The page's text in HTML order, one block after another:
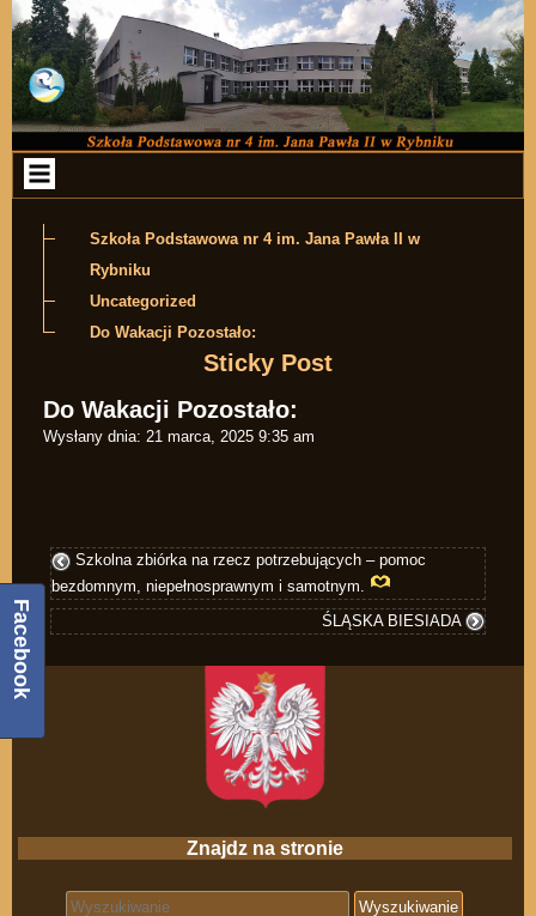
Przejdź do zawartości
Szkoła Podstawowa nr 4 im. Jana Pawła II w
Rybniku
Uncategorized
Do Wakacji Pozostało:
Sticky Post
Do Wakacji Pozostało:
Wysłany dnia: 21 marca, 2025 9:35 am
Szkolna zbiórka na rzecz potrzebujących – pomoc
bezdomnym, niepełnosprawnym i samotnym.
ŚLĄSKA BIESIADA
Znajdz na stronie
Search for:
Facebook